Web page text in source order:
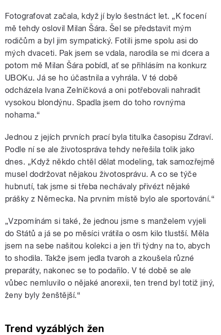
Fotografovat začala, když jí bylo šestnáct let. „K focení
mě tehdy oslovil Milan Šára. Šel se představit mým
rodičům a byl jim sympatický. Fotili jsme spolu asi do
mých dvaceti. Pak jsem se vdala, narodila se mi dcera a
potom mě Milan Šára pobídl, ať se přihlásím na konkurz
UBOKu. Já se ho účastnila a vyhrála. V té době
odcházela Ivana Zelníčková a oni potřebovali nahradit
vysokou blondýnu. Spadla jsem do toho rovnýma
nohama.“
Jednou z jejích prvních prací byla titulka časopisu Zdraví.
Podle ní se ale životospráva tehdy neřešila tolik jako
dnes. „Když někdo chtěl dělat modeling, tak samozřejmě
musel dodržovat nějakou životosprávu. A co se týče
hubnutí, tak jsme si třeba nechávaly přivézt nějaké
prášky z Německa. Na prvním místě bylo ale sportování.“
„Vzpomínám si také, že jednou jsme s manželem vyjeli
do Států a já se po měsíci vrátila o osm kilo tlustší. Měla
jsem na sebe našitou kolekci a jen tři týdny na to, abych
to shodila. Takže jsem jedla tvaroh a zkoušela různé
preparáty, nakonec se to podařilo. V té době se ale
vůbec nemluvilo o nějaké anorexii, ten trend byl totiž jiný,
ženy byly ženštější.“
Trend vyzáblých žen